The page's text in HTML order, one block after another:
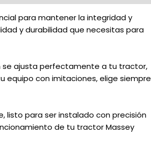
para mantener la integridad y
y durabilidad que necesitas para
se ajusta perfectamente a tu tractor,
equipo con imitaciones, elige siempre
listo para ser instalado con precisión
de tu tractor Massey